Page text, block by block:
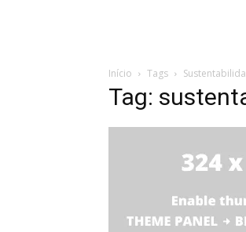
Início Tags
Tag: